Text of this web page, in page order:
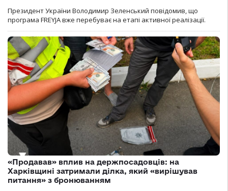
Президент України Володимир Зеленський повідомив, що
програма FREYJA вже перебуває на етапі активної реалізації.
«Продавав» вплив на держпосадовців: на
Харківщині затримали ділка, який «вирішував
питання» з бронюванням